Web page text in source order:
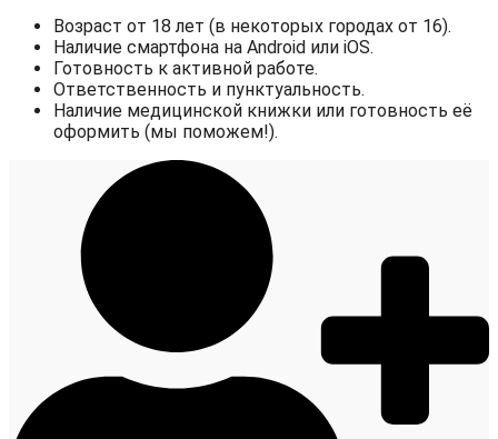
Возраст от 18 лет (в некоторых городах от 16).
Наличие смартфона на Android или iOS.
Готовность к активной работе.
Ответственность и пунктуальность.
Наличие медицинской книжки или готовность её
оформить (мы поможем!).